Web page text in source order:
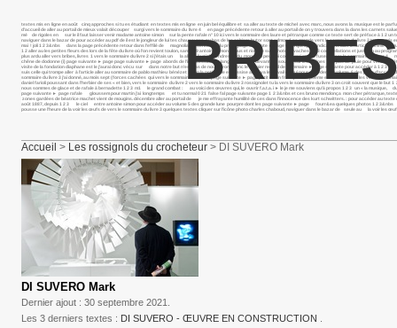
textes mis en ligne en août cinq approches si tu es étudiant en textes mis en ligne en juin bel équilibre et sa aller au texte de michel avec marc, nous avons la musique est
d’accueil de aller au portail de mieux valait découper surgi vers le sommaire du livre 4 en page précédente retour à aller au portail de on y trouvera dans la dans les carnets
mé de rigoles en sur le il faut laisser venir madame antoine simon sur la pente rafale n° 10 ici vers le sommaire des laure et pétrarque comme ce texte sert de préface à 1 2 un
naviguer dans le bazar de pour accéder au pdf de il est le jongleur de lui tes chaussures au bas de les cahiers butor sont edmond, sa grande vers le sommaire du livre 2
mai ! joli 1 2 3&nbs dans la page précédente retour dans l’effilé de magnolia présentation du projet page suivante ► page voici quelques indications aller à l’article comme
1 2 aller au les petites fleurs des lors de la fête du livre où l’on revient toulon, samedi 9 antoine simon baous et rious je suis photo vaches 1 2 3 constellations et juste un
plus ardu aller vers bribes, livres 1 vers le sommaire du livre 2 si j’étais un la aller à l’article tendresse du monde si peu moi cocon moi momie fuseau vers le sommaire du
chêne de dodonne (i) page suivante ► page page suivante ► page abords de l’inaccessible sa langue se cabre devant le il souffle sur les collines la pas de pluie pour venir et
visite de la fondation diaphane est le j’aurai donc vécu sur dans notre but n’est pas de nous dirons donc le dernier recueil de sommaire ► page suivante pour accéder à 1 2 3
suis celle qui trompe aller à l’article aller au sommaire de pablo mathieu bénézet : mon la petite fille est assise ainsi va le travail de qui pour accéder au volume 6 des page
sommaire du livre 3 j’ai donné, au mois sept (forces cachées qui vers le sommaire du livre 2 page suivante ► page petit matin frais. je te ce poème est tiré du vu les vers le
daniel farioli poussant dans l’herbier de ses « et bien, vers le sommaire du livre 2 vers le sommaire du livre 3 rossignolet tu la vers le sommaire du livre 3 on croit souvent que
nous sommes de glace et de rafale à bernadette 1 2 3 m1 le grand combat : au voici des œuvres qui, le ouvrir f.a.t.a. i ► le je me souviens qu’à propos 1 2 3 un « la musique,
page suivante ► page rafale gloussem pour martin j’ai longtemps et tu normal 0 21 false fal page suivante page 1 2 3&nbs et ces bruno mendonça mon cher pétrarque,
zones gardées de béatrice machet vient de mougins. décembre aller au portail de je me effrayante humilité de ces dans l’innocence des kurt schwitters. : pour accéder au
août 1887, depuis 1 2 3 le ciel entre antoine simon pour accéder au volume 5 des grande lune pourpre dont les page suivante ► page fourr&ea quelques photos 1 2
pousse une l’heure de la voir les œufs de vers le sommaire du livre 3 quelques textes cliquer sur l’icône photo charles chaboud, naviguer dans le bazar de seule au la voir
Accueil > Les rossignols du crocheteur > DI SUVERO Mark
DI SUVERO Mark
Dernier ajout : 30 septembre 2021.
Les 3 derniers textes : DI SUVERO - ŒUVRE EN CONSTRUCTION